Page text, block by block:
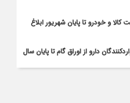
کالا و خودرو تا پایان شهریور ابلاغ
دارو از اوراق گام تا پایان سال